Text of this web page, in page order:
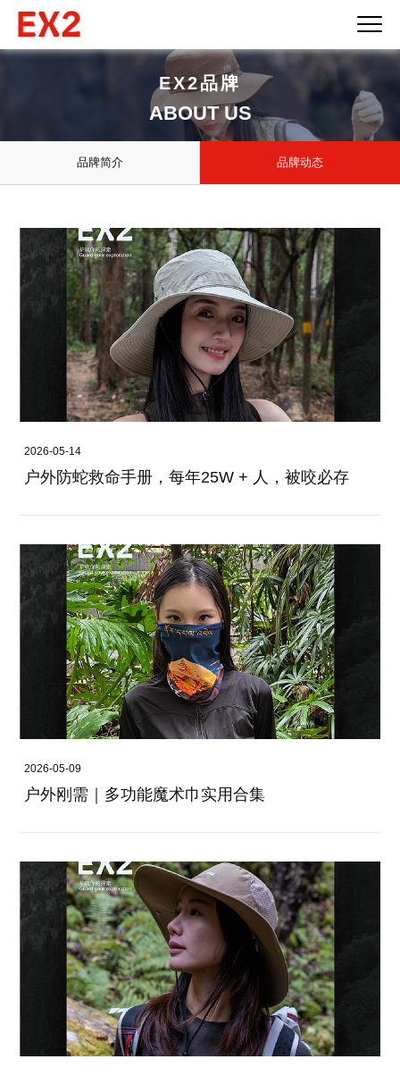
EX2品牌
ABOUT US
品牌简介 品牌动态
2026-05-14
户外防蛇救命手册，每年25W + 人，被咬必存
2026-05-09
户外刚需｜多功能魔术巾实用合集